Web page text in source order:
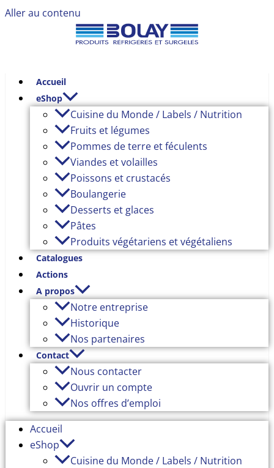
Aller au contenu
Accueil
eShop
Cuisine du Monde / Labels / Nutrition
Fruits et légumes
Pommes de terre et féculents
Viandes et volailles
Poissons et crustacés
Boulangerie
Desserts et glaces
Pâtes
Produits végétariens et végétaliens
Catalogues
Actions
A propos
Notre entreprise
Historique
Nos partenaires
Contact
Nous contacter
Ouvrir un compte
Nos offres d’emploi
Accueil
eShop
Cuisine du Monde / Labels / Nutrition